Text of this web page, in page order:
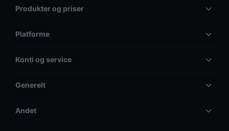
Produkter og priser
Platforme
Konti og service
Generelt
Andet